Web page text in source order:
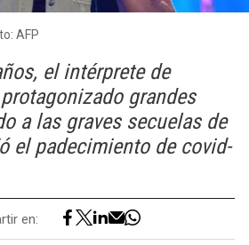
AFP
el intérprete de
grandes
a las graves secuelas de
el padecimiento de covid-
en: